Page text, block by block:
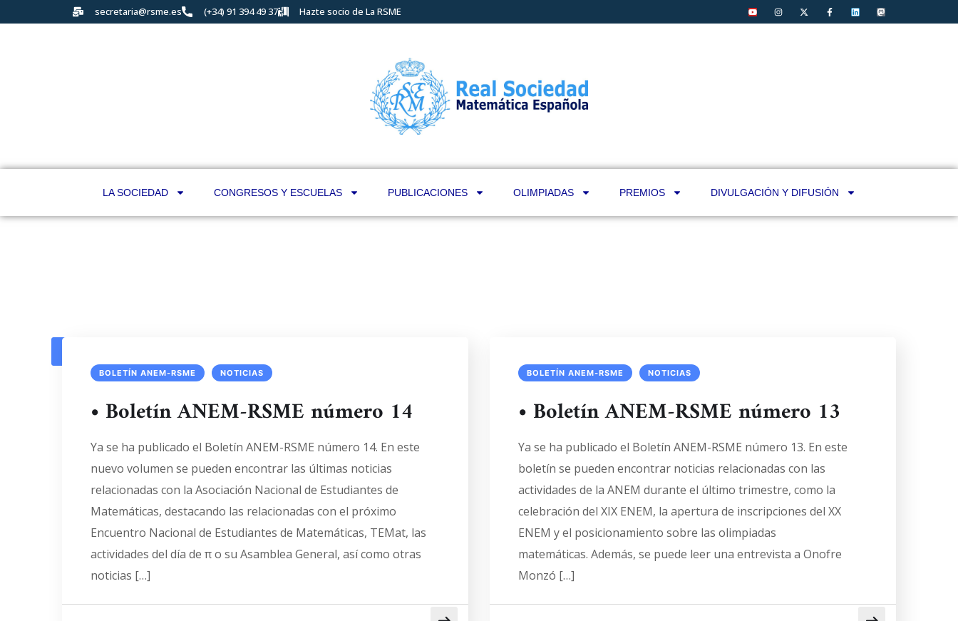
secretaria@rsme.es (+34) 91 394 49 37 Hazte socio de La RSME
LA SOCIEDAD CONGRESOS Y ESCUELAS PUBLICACIONES OLIMPIADAS PREMIOS DIVULGACIÓN Y DIFUSIÓN
BOLETÍN ANEM-RSME NOTICIAS
• Boletín ANEM-RSME número 14
Ya se ha publicado el Boletín ANEM-RSME número 14. En este
nuevo volumen se pueden encontrar las últimas noticias
relacionadas con la Asociación Nacional de Estudiantes de
Matemáticas, destacando las relacionadas con el próximo
Encuentro Nacional de Estudiantes de Matemáticas, TEMat, las
actividades del día de π o su Asamblea General, así como otras
noticias […]
BOLETÍN ANEM-RSME NOTICIAS
• Boletín ANEM-RSME número 13
Ya se ha publicado el Boletín ANEM-RSME número 13. En este
boletín se pueden encontrar noticias relacionadas con las
actividades de la ANEM durante el último trimestre, como la
celebración del XIX ENEM, la apertura de inscripciones del XX
ENEM y el posicionamiento sobre las olimpiadas
matemáticas. Además, se puede leer una entrevista a Onofre
Monzó […]